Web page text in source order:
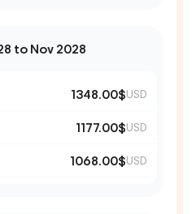
to Nov 2028
1348.00$USD
1177.00$USD
1068.00$USD